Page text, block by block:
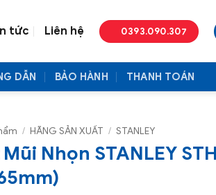
tức Liên hệ 0393.090.307
DẪN BẢO HÀNH THANH TOÁN
/ HÃNG SẢN XUẤT / STANLEY
Nhọn STANLEY